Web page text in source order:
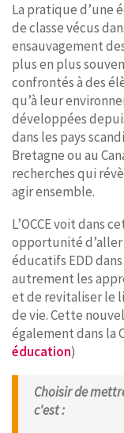
La pratique d’une
de classe vécus
ensauvagement
plus en plus
confrontés à des
qu’à leur
développées
dans les pays
Bretagne ou au
recherches qui
agir ensemble.
L’OCCE voit dans
opportunité
éducatifs EDD
autrement les
et de revitaliser le
de vie. Cette
également dans la
éducation)
Choisir de
c'est :